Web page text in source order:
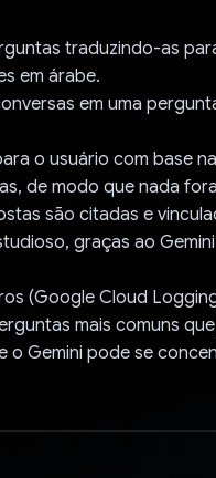
traduzindo-as
em árabe.
em uma
o usuário com base
de modo que nada
são citadas e
graças ao
(Google Cloud
mais comuns
o Gemini pode se